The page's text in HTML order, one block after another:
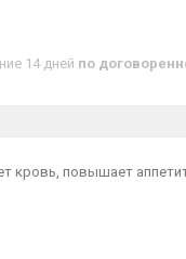
14 дней по
кровь, повышает